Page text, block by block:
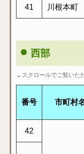
41 川根本町
西部
←スクロールでご覧いた
番号 市町村
42